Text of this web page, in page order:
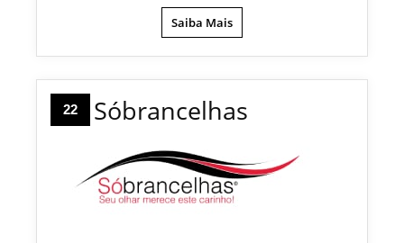
Saiba Mais
22 Sóbrancelhas